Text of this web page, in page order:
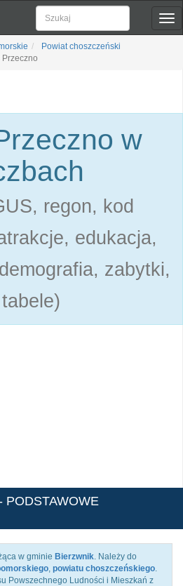
Powiat choszczeński
Przeczno
w
regon, kod
edukacja,
zabytki,
tabele)
PODSTAWOWE
w gminie Bierzwnik. Należy do
, powiatu choszczeńskiego.
Powszechnego Ludności i Mieszkań z